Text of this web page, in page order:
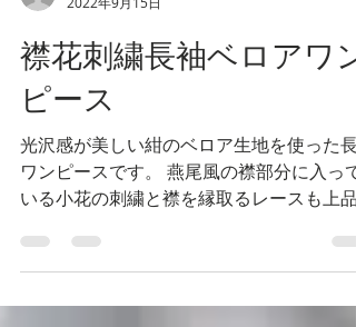
2022年9月15日
襟花刺繍長袖ベロアワン
ピース
光沢感が美しい紺のベロア生地を使った長
ワンピースです。 燕尾風の襟部分に入って
いる小花の刺繍と襟を縁取るレースも上品
雰囲気を出しています。 襟は取り付け式な